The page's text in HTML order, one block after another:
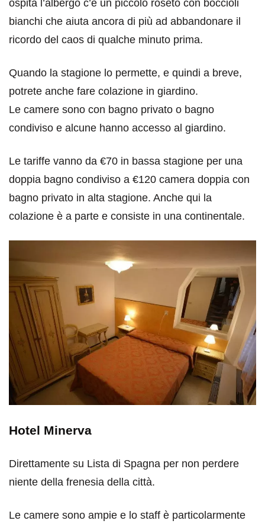
ospita l’albergo c’è un piccolo roseto con boccioli
bianchi che aiuta ancora di più ad abbandonare il
ricordo del caos di qualche minuto prima.
Quando la stagione lo permette, e quindi a breve,
potrete anche fare colazione in giardino.
Le camere sono con bagno privato o bagno
condiviso e alcune hanno accesso al giardino.
Le tariffe vanno da €70 in bassa stagione per una
doppia bagno condiviso a €120 camera doppia con
bagno privato in alta stagione. Anche qui la
colazione è a parte e consiste in una continentale.
Hotel Minerva
Direttamente su Lista di Spagna per non perdere
niente della frenesia della città.
Le camere sono ampie e lo staff è particolarmente